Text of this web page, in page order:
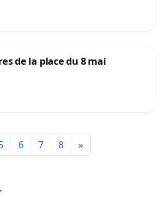
de la place du 8 mai
6 7 8 »